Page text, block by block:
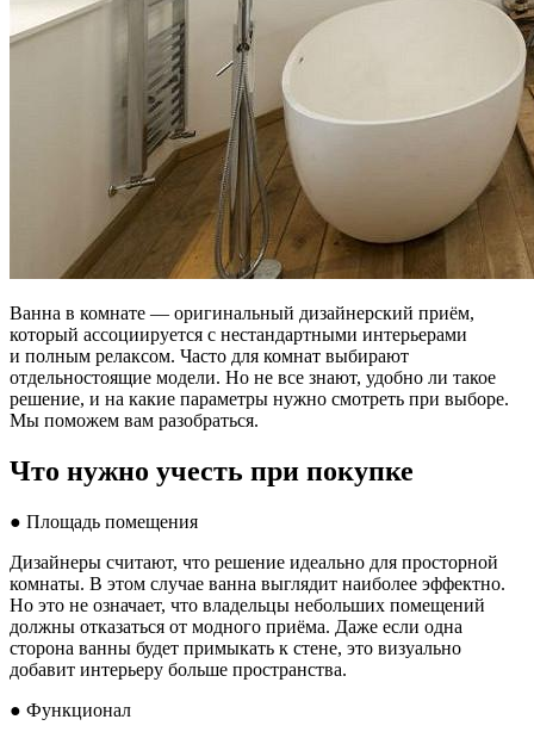
Ванна в комнате — оригинальный дизайнерский приём,
который ассоциируется с нестандартными интерьерами
и полным релаксом. Часто для комнат выбирают
отдельностоящие модели. Но не все знают, удобно ли такое
решение, и на какие параметры нужно смотреть при выборе.
Мы поможем вам разобраться.
Что нужно учесть при покупке
● Площадь помещения
Дизайнеры считают, что решение идеально для просторной
комнаты. В этом случае ванна выглядит наиболее эффектно.
Но это не означает, что владельцы небольших помещений
должны отказаться от модного приёма. Даже если одна
сторона ванны будет примыкать к стене, это визуально
добавит интерьеру больше пространства.
● Функционал